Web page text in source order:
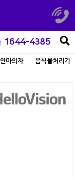
1644-4385
안마의자 음식물처리기